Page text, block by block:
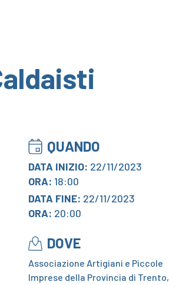
QUANDO
DATA INIZIO: 22/11/2023
ORA: 18:00
DATA FINE: 22/11/2023
ORA: 20:00
DOVE
Associazione Artigiani e Piccole
Imprese della Provincia di Trento,